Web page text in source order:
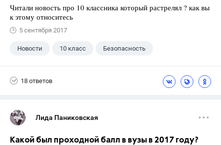
Читали новость про 10 классника который растрелял ? как вы
к этому относитесь
5 сентября 2017
Новости 10 класс Безопасность
18 ответов
Лида Паниковская
Какой был проходной балл в вузы в 2017 году?